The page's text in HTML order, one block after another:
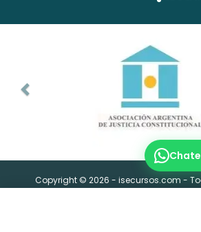
Copyright © 2026 - isecursos.com -
reservados.
ISE CURSOS® es marca registrada.
Propiedad Industrial Ref Web. 1354274